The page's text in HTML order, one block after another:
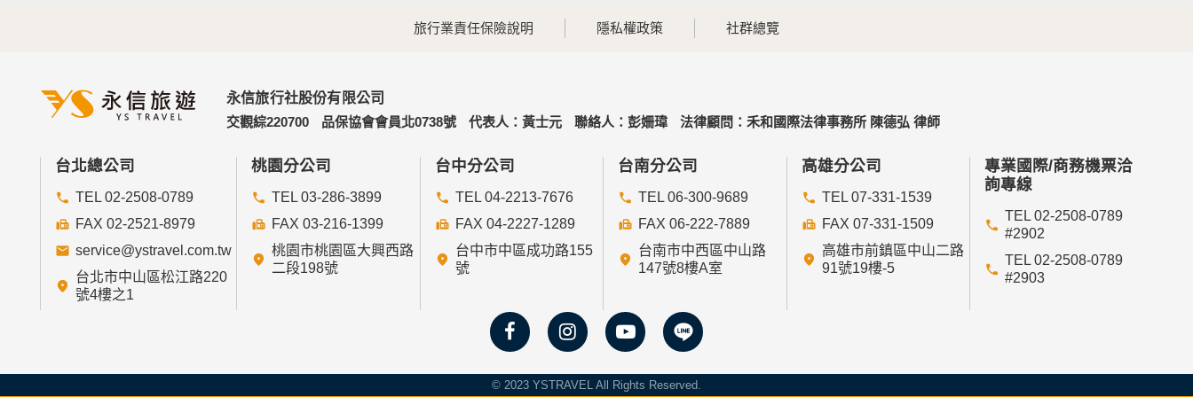
旅行業責任保險說明 隱私權政策 社群總覽
永信旅行社股份有限公司
交觀綜220700
品保協會會員北0738號 代表人：黃士元 聯絡人：彭姍瑋 法律顧問：禾和國際法律事務所 陳德弘 律師
台北總公司
TEL 02-2508-0789
FAX 02-2521-8979
service@ystravel.com.tw
台北市中山區松江路220
號4樓之1
桃園分公司
TEL 03-286-3899
FAX 03-216-1399
桃園市桃園區大興西路
二段198號
台中分公司
TEL 04-2213-7676
FAX 04-2227-1289
台中市中區成功路155
號
台南分公司
TEL 06-300-9689
FAX 06-222-7889
台南市中西區中山路
147號8樓A室
高雄分公司
TEL 07-331-1539
FAX 07-331-1509
高雄市前鎮區中山二路
91號19樓-5
專業國際/商務機票洽
詢專線
TEL 02-2508-0789
#2902
TEL 02-2508-0789
#2903
© 2023 YSTRAVEL All Rights Reserved.